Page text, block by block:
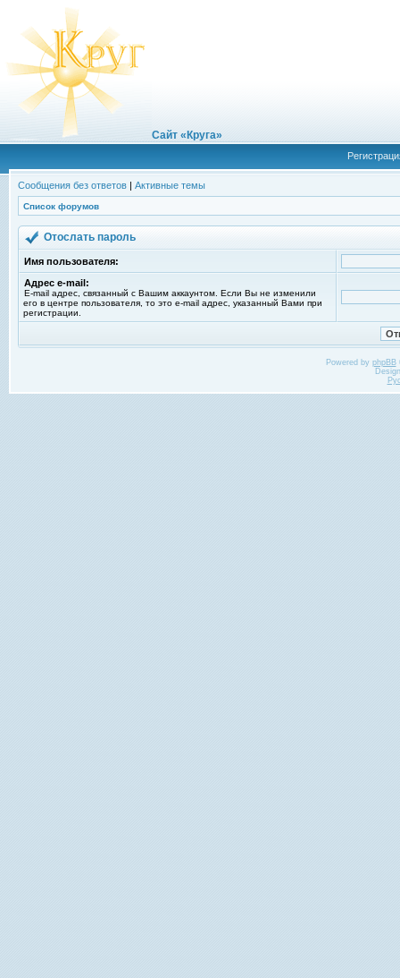
Сайт «Круга»
Сообщения без ответов | Активные темы
Список форумов
Отослать пароль
Имя пользователя:
Адрес e-mail:
E-mail адрес, связанный с Вашим аккаунтом. Если Вы не изменили
его в центре пользователя, то это e-mail адрес, указанный Вами при
регистрации.
Powered by phpBB